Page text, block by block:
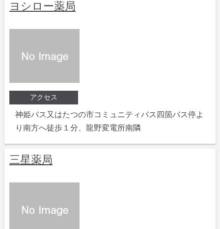
ヨシロー薬局
アクセス
神姫バス又はたつの市コミュニティバス四箇バス停よ
り南方へ徒歩１分、龍野変電所南隣
三星薬局